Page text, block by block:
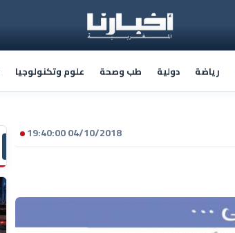
رياضة دولية طب وصحة علوم وتكنولوجيا
04/10/2018 19:40:00